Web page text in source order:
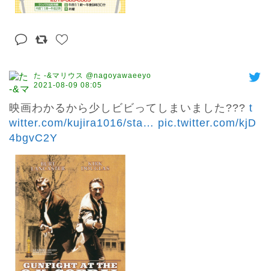
た -&マリウス @nagoyawaeeyo
2021-08-09 08:05
映画わかるから少しビビってしまいました??? t
witter.com/kujira1016/sta … pic.twitter.com/kjD
4bgvC2Y